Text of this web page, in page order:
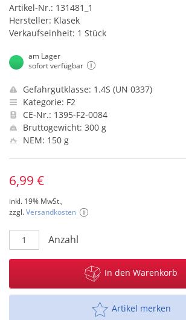
Artikel-Nr.: 131481_1
Hersteller: Klasek
Verkaufseinheit: 1 Stück
am Lager
sofort verfügbar
Gefahrgutklasse: 1.4S (UN 0337)
Kategorie: F2
CE-Nr.: 1395-F2-0084
Bruttogewicht: 300 g
NEM: 150 g
6,99 €
inkl. 19% MwSt.,
zzgl.Versandkosten
Anzahl
In den Warenkorb
Artikel merken